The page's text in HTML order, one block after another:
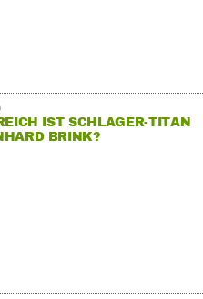
IST SCHLAGER-TITAN
BRINK?